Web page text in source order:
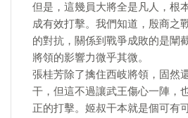
但是，這幾員大將全是凡人，根
成有效打擊。我們知道，殷商之
的對抗，關係到戰爭成敗的是闡
將領的影響力微乎其微。
張桂芳除了擒住西岐將領，固然
干，但這不過讓武王傷心一陣，
正的打擊。姬叔干本就是個可有